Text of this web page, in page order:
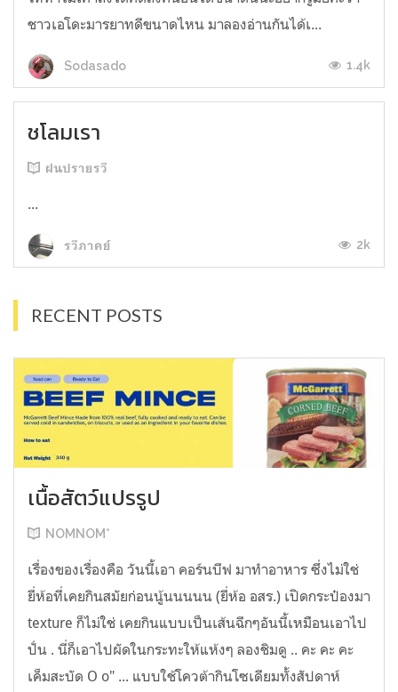
ชาวเอโดะมารยาทดีขนาดไหน มาลองอ่านกันได้เ...
Sodasado 1.4k
ชโลมเรา
ฝนปรายรวี
...
รวีภาคย์ 2k
RECENT POSTS
เนื้อสัตว์แปรรูป
NOMNOM*
เรื่องของเรื่องคือ วันนี้เอา คอร์นบีฟ มาทำอาหาร ซึ่งไม่ใช่
ยี่ห้อที่เคยกินสมัยก่อนนู้นนนนน (ยี่ห้อ อสร.) เปิดกระป๋องมา
texture ก็ไม่ใช่ เคยกินแบบเป็นเส้นฉีกๆอันนี้เหมือนเอาไป
ปั่น . นี่ก็เอาไปผัดในกระทะให้แห้งๆ ลองชิมดู .. คะ คะ คะ
เค็มสะบัด O o" ... แบบใช้โควต้ากินโซเดียมทั้งสัปดาห์